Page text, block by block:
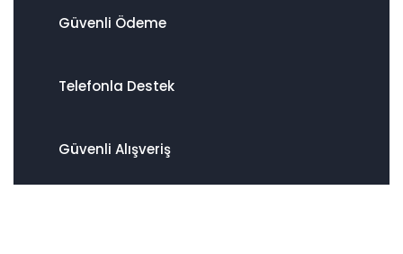
Güvenli Ödeme
Telefonla Destek
Güvenli Alışveriş